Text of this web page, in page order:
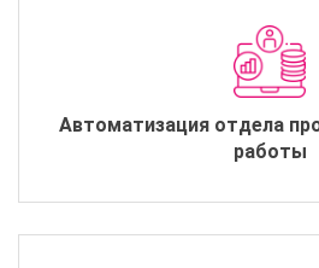
Автоматизация отдела
работы